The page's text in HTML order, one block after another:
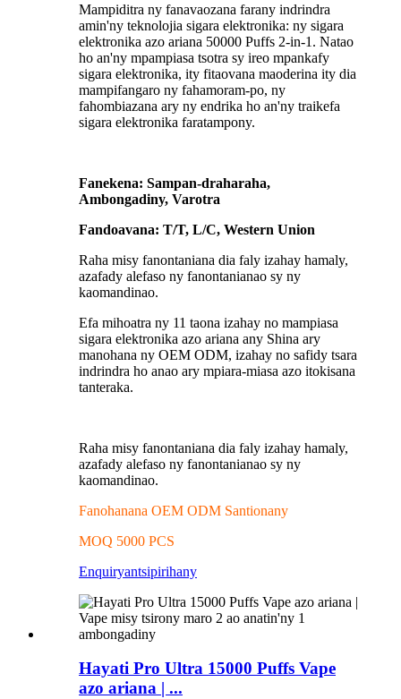
Mampiditra ny fanavaozana farany indrindra
amin'ny teknolojia sigara elektronika: ny sigara
elektronika azo ariana 50000 Puffs 2-in-1. Natao
ho an'ny mpampiasa tsotra sy ireo mpankafy
sigara elektronika, ity fitaovana maoderina ity dia
mampifangaro ny fahamoram-po, ny
fahombiazana ary ny endrika ho an'ny traikefa
sigara elektronika faratampony.
Fanekena: Sampan-draharaha,
Ambongadiny, Varotra
Fandoavana: T/T, L/C, Western Union
Raha misy fanontaniana dia faly izahay hamaly,
azafady alefaso ny fanontanianao sy ny
kaomandinao.
Efa mihoatra ny 11 taona izahay no mampiasa
sigara elektronika azo ariana any Shina ary
manohana ny OEM ODM, izahay no safidy tsara
indrindra ho anao ary mpiara-miasa azo itokisana
tanteraka.
Raha misy fanontaniana dia faly izahay hamaly,
azafady alefaso ny fanontanianao sy ny
kaomandinao.
Fanohanana OEM ODM Santionany
MOQ 5000 PCS
Enquiryantsipirihany
Hayati Pro Ultra 15000 Puffs Vape
azo ariana | ...